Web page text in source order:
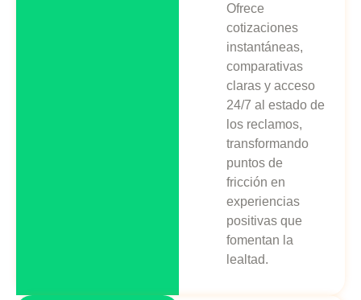
Ofrece
cotizaciones
instantáneas,
comparativas
claras y acceso
24/7 al estado de
los reclamos,
transformando
puntos de
fricción en
experiencias
positivas que
fomentan la
lealtad.